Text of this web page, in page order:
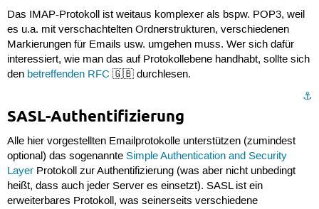
Das IMAP-Protokoll ist weitaus komplexer als bspw. POP3, weil
es u.a. mit verschachtelten Ordnerstrukturen, verschiedenen
Markierungen für Emails usw. umgehen muss. Wer sich dafür
interessiert, wie man das auf Protokollebene handhabt, sollte sich
den betreffenden RFC 🇬🇧 durchlesen.
⚓︎
SASL-Authentifizierung
Alle hier vorgestellten Emailprotokolle unterstützen (zumindest
optional) das sogenannte Simple Authentication and Security
LayerProtokoll zur Authentifizierung (was aber nicht unbedingt
heißt, dass auch jeder Server es einsetzt). SASL ist ein
erweiterbares Protokoll, was seinerseits verschiedene